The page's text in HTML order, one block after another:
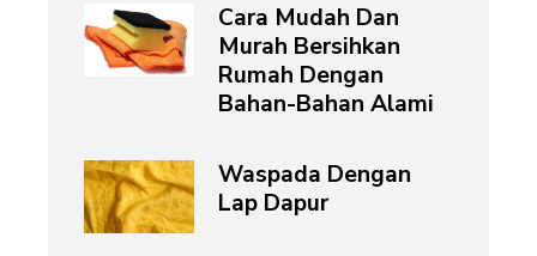
Cara Mudah Dan
Murah Bersihkan
Rumah Dengan
Bahan-Bahan Alami
Waspada Dengan
Lap Dapur